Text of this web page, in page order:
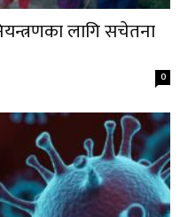
लागि सचेतना
0